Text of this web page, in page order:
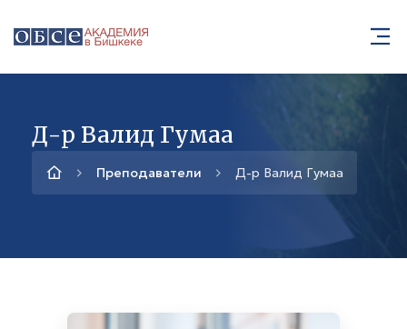
Д-р Валид Гумаа
Преподаватели Д-р Валид Гумаа